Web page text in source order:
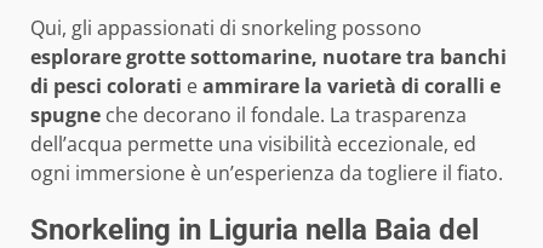
Qui, gli appassionati di snorkeling possono
esplorare grotte sottomarine, nuotare tra banchi
di pesci colorati eammirare la varietà di coralli e
spugne che decorano il fondale. La trasparenza
dell’acqua permette una visibilità eccezionale, ed
ogni immersione è un’esperienza da togliere il fiato.
Snorkeling in Liguria nella Baia del